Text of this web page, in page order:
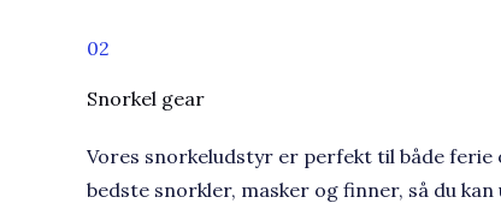
02
Snorkel gear​
Vores snorkeludstyr er perfekt til både
bedste snorkler, masker og finner, så du